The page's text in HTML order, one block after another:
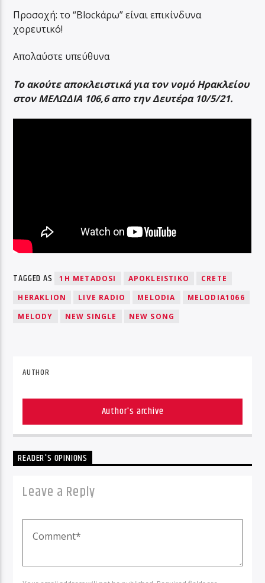
Προσοχή: το “Blockάρω” είναι επικίνδυνα
χορευτικό!
Απολαύστε υπεύθυνα
To ακούτε αποκλειστικά για τον νομό Ηρακλείου
στον ΜΕΛΩΔΙΑ 106,6 απο την Δευτέρα 10/5/21.
TAGGED AS 1H METADOSI APOKLEISTIKO
CRETE
HERAKLION
LIVE RADIO MELODIA
MELODIA1066
MELODY
NEW SINGLE NEW SONG
AUTHOR
Author's archive
READER'S OPINIONS
Leave a Reply